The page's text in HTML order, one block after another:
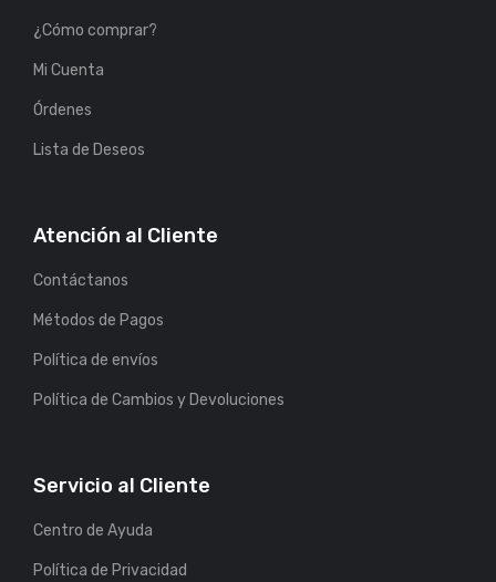
¿Cómo comprar?
Mi Cuenta
Órdenes
Lista de Deseos
Atención al Cliente
Contáctanos
Métodos de Pagos
Política de envíos
Política de Cambios y Devoluciones
Servicio al Cliente
Centro de Ayuda
Política de Privacidad